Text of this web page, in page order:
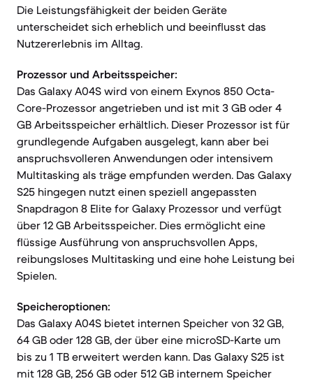
Die Leistungsfähigkeit der beiden Geräte
unterscheidet sich erheblich und beeinflusst das
Nutzererlebnis im Alltag.
Prozessor und Arbeitsspeicher:
Das Galaxy A04S wird von einem Exynos 850 Octa-
Core-Prozessor angetrieben und ist mit 3 GB oder 4
GB Arbeitsspeicher erhältlich. Dieser Prozessor ist für
grundlegende Aufgaben ausgelegt, kann aber bei
anspruchsvolleren Anwendungen oder intensivem
Multitasking als träge empfunden werden. Das Galaxy
S25 hingegen nutzt einen speziell angepassten
Snapdragon 8 Elite for Galaxy Prozessor und verfügt
über 12 GB Arbeitsspeicher. Dies ermöglicht eine
flüssige Ausführung von anspruchsvollen Apps,
reibungsloses Multitasking und eine hohe Leistung bei
Spielen.
Speicheroptionen:
Das Galaxy A04S bietet internen Speicher von 32 GB,
64 GB oder 128 GB, der über eine microSD-Karte um
bis zu 1 TB erweitert werden kann. Das Galaxy S25 ist
mit 128 GB, 256 GB oder 512 GB internem Speicher